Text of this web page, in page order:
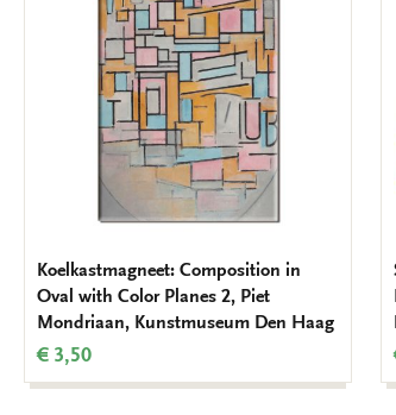
Koelkastmagneet: Composition in
Oval with Color Planes 2, Piet
Mondriaan, Kunstmuseum Den Haag
€ 3,50